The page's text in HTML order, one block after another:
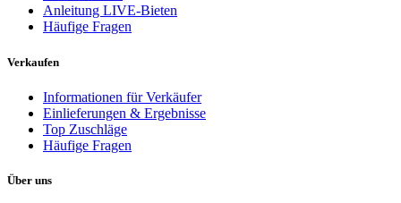
Anleitung LIVE-Bieten
Häufige Fragen
Verkaufen
Informationen für Verkäufer
Einlieferungen & Ergebnisse
Top Zuschläge
Häufige Fragen
Über uns